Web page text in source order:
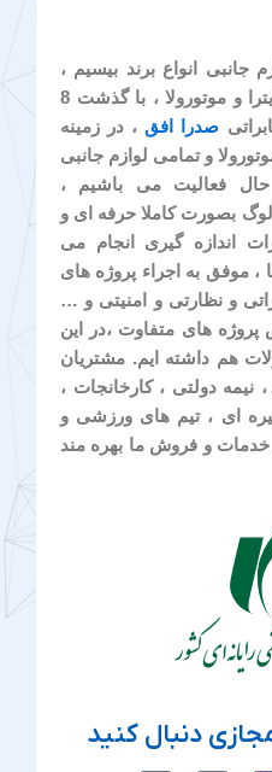
جانبی انواع برند بیسیم ،
تعمیرات تخصصی بیسیم هایترا و موتورولا ، با گذشت 8
صدرا افق ، در زمینه
و تمامی لوازم جانبی
حال فعالیت می باشیم ،
بصورت کاملا حرفه ای و
اندازه گیری انجام می
، موفق به اجراء پروژه های
و نظارتی و امنیتی و …
های متفاوت ،در این
هم داشته ایم. مشتریان
نیمه دولتی ، کارخانجات ،
ای ، تیم های ورزشی و
خدمات و فروش ما بهره مند
دنبال کنید